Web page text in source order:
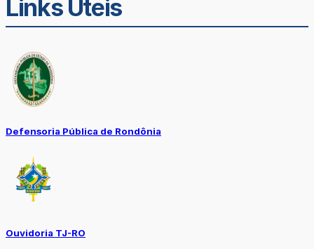
Links Úteis
Defensoria Pública de Rondônia
Ouvidoria TJ-RO